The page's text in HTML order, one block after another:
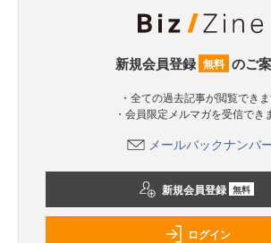
新規会員登録 無料 のご
・全ての過去記事が閲覧でき
・会員限定メルマガを受信でき
メールバックナンバ
新規会員登録 無料
ログイン